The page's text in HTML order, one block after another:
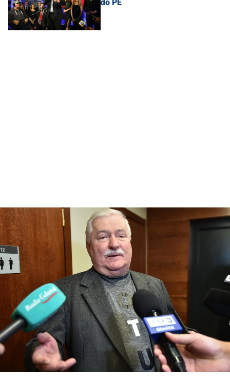
do PE